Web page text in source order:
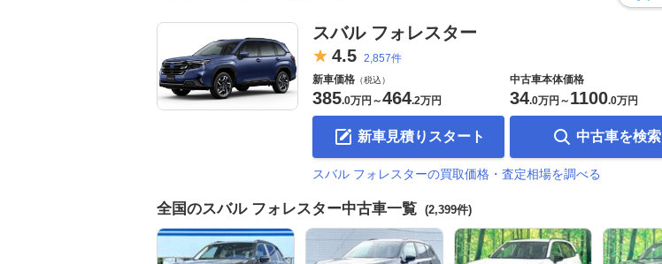
スバル フォレスター
4.5 2,857件
新車価格 （税込）
385.0万円 ～464.2万円
新車見積りスタート
中古車本体価格
34.0万円 ～ 1100.0万円
中古車を検索
スバル フォレスターの買取価格・査定相場を調べる
全国のスバル フォレスター中古車一覧 (2,399件)